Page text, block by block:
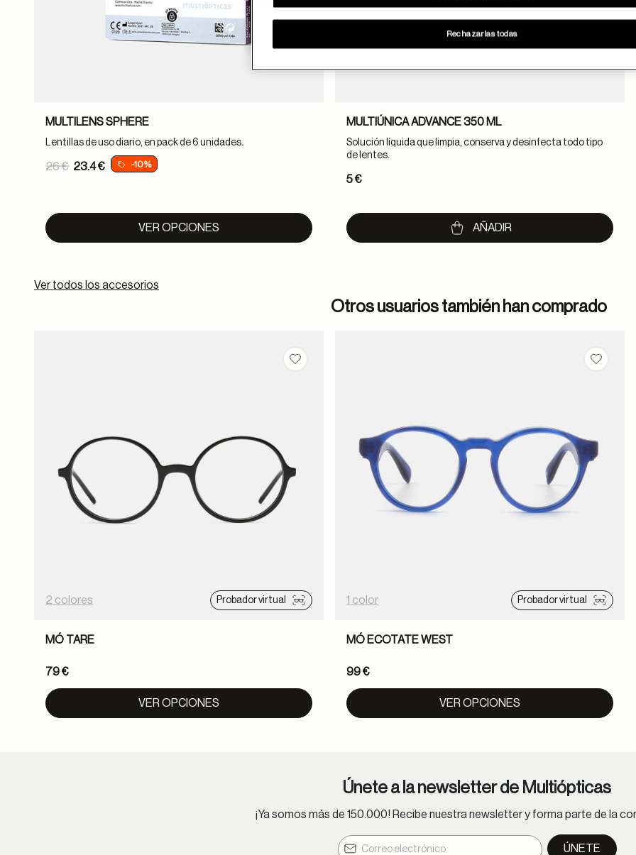
MULTILENS SPHERE
Lentillas de uso diario, en pack de 6 unidades.
Price reduced from
26 € 23.4 € -10%
VER OPCIONES
MULTIÚNICA ADVANCE 350 ML
Solución líquida que limpia, conserva y desinfecta todo tipo
de lentes.
5 €
AÑADIR
Ver todos los accesorios
Otros usuarios también han comprado
Guardar en favoritos
2 colores Probador virtual
MÓ TARE
79 €
VER OPCIONES
1 color Probador virtual
MÓ ECOTATE WEST
99 €
VER OPCIONES
Únete a la newsletter de Multiópticas
¡Ya somos más de 150.000! Recibe nuestra newsletter y forma parte de la
ÚNETE
Rechazarlas todas